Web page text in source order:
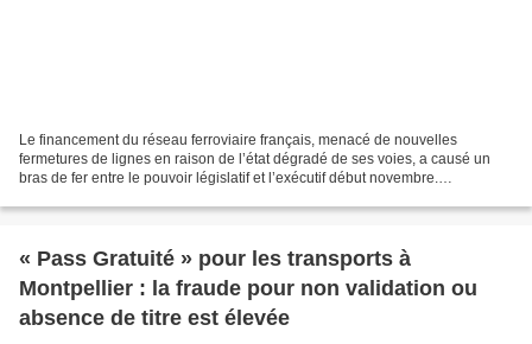
Le financement du réseau ferroviaire français, menacé de nouvelles
fermetures de lignes en raison de l’état dégradé de ses voies, a causé un
bras de fer entre le pouvoir législatif et l’exécutif début novembre.
« Pass Gratuité » pour les transports à
Montpellier : la fraude pour non validation ou
absence de titre est élevée